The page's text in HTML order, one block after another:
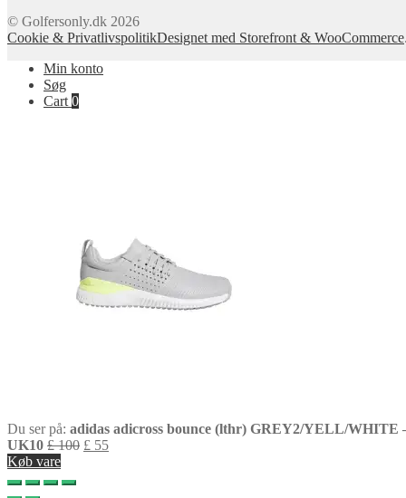
© Golfersonly.dk 2026
Cookie & PrivatlivspolitikDesignet med Storefront & WooCommerce
Min konto
Søg
Cart 0
Du ser på: adidas adicross bounce (lthr) GREY2/YELL/WHITE
UK10 £100 £ 55
Køb vare